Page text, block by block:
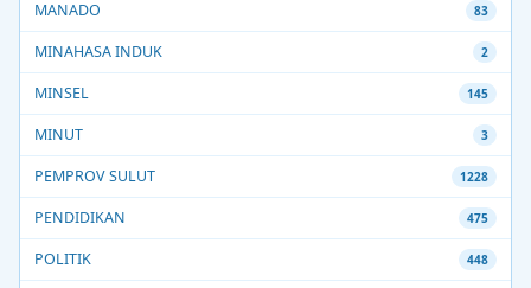
MANADO 83
MINAHASA INDUK 2
MINSEL 145
MINUT 3
PEMPROV SULUT 1228
PENDIDIKAN 475
POLITIK 448